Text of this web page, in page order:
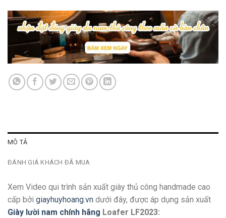
MÔ TẢ
ĐÁNH GIÁ KHÁCH ĐÃ MUA
Xem Video qui trình sản xuất giày thủ công handmade cao
cấp bởi giayhuyhoang.vn dưới đây, được áp dụng sản xuất
Giày lười nam chính hãng Loafer LF2023: